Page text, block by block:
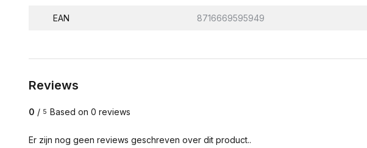
EAN 8716669595949
Reviews
0 / 5 Based on 0 reviews
Er zijn nog geen reviews geschreven over dit product..